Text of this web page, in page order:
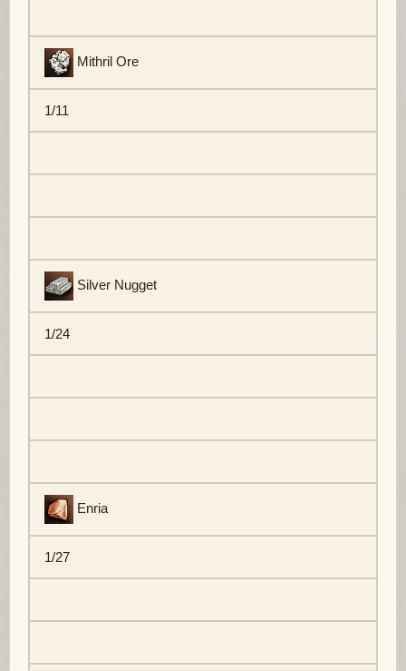
Mithril Ore
1/11
Silver Nugget
1/24
Enria
1/27